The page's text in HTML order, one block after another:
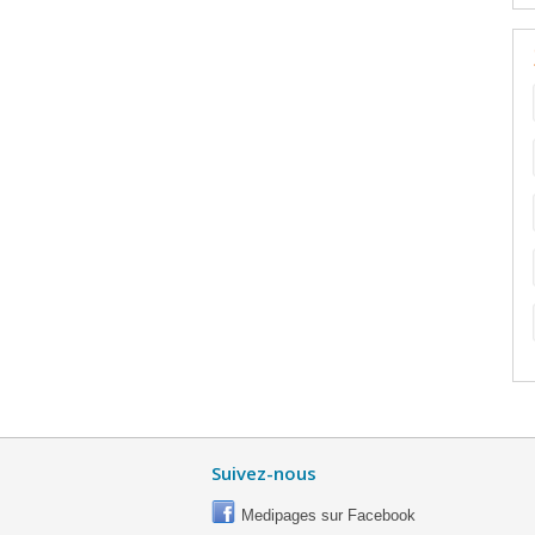
Suivez-nous
Medipages sur Facebook